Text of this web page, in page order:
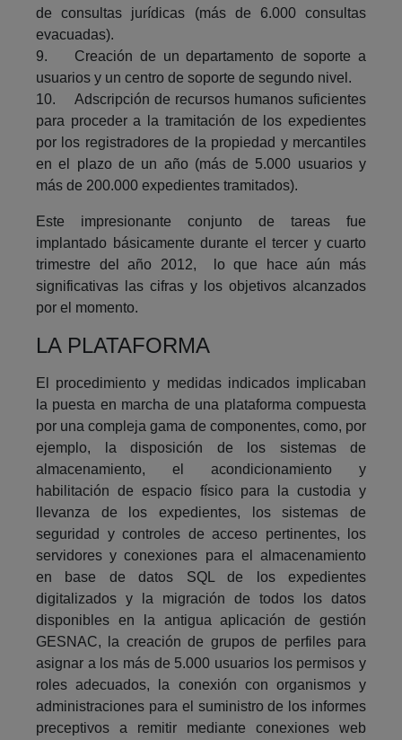
de consultas jurídicas (más de 6.000 consultas
evacuadas).
9. Creación de un departamento de soporte a
usuarios y un centro de soporte de segundo nivel.
10. Adscripción de recursos humanos suficientes
para proceder a la tramitación de los expedientes
por los registradores de la propiedad y mercantiles
en el plazo de un año (más de 5.000 usuarios y
más de 200.000 expedientes tramitados).
Este impresionante conjunto de tareas fue
implantado básicamente durante el tercer y cuarto
trimestre del año 2012, lo que hace aún más
significativas las cifras y los objetivos alcanzados
por el momento.
LA PLATAFORMA
El procedimiento y medidas indicados implicaban
la puesta en marcha de una plataforma compuesta
por una compleja gama de componentes, como, por
ejemplo, la disposición de los sistemas de
almacenamiento, el acondicionamiento y
habilitación de espacio físico para la custodia y
llevanza de los expedientes, los sistemas de
seguridad y controles de acceso pertinentes, los
servidores y conexiones para el almacenamiento
en base de datos SQL de los expedientes
digitalizados y la migración de todos los datos
disponibles en la antigua aplicación de gestión
GESNAC, la creación de grupos de perfiles para
asignar a los más de 5.000 usuarios los permisos y
roles adecuados, la conexión con organismos y
administraciones para el suministro de los informes
preceptivos a remitir mediante conexiones web